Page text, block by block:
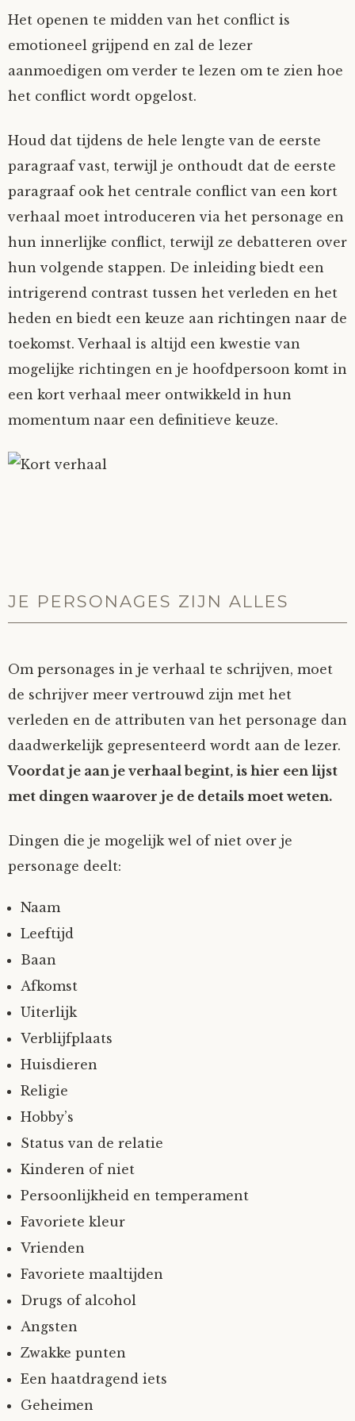
Het openen te midden van het conflict is
emotioneel grijpend en zal de lezer
aanmoedigen om verder te lezen om te zien hoe
het conflict wordt opgelost.
Houd dat tijdens de hele lengte van de eerste
paragraaf vast, terwijl je onthoudt dat de eerste
paragraaf ook het centrale conflict van een kort
verhaal moet introduceren via het personage en
hun innerlijke conflict, terwijl ze debatteren over
hun volgende stappen. De inleiding biedt een
intrigerend contrast tussen het verleden en het
heden en biedt een keuze aan richtingen naar de
toekomst. Verhaal is altijd een kwestie van
mogelijke richtingen en je hoofdpersoon komt in
een kort verhaal meer ontwikkeld in hun
momentum naar een definitieve keuze.
JE PERSONAGES ZIJN ALLES
Om personages in je verhaal te schrijven, moet
de schrijver meer vertrouwd zijn met het
verleden en de attributen van het personage dan
daadwerkelijk gepresenteerd wordt aan de lezer.
Voordat je aan je verhaal begint, is hier een lijst
met dingen waarover je de details moet weten.
Dingen die je mogelijk wel of niet over je
personage deelt:
Naam
Leeftijd
Baan
Afkomst
Uiterlijk
Verblijfplaats
Huisdieren
Religie
Hobby’s
Status van de relatie
Kinderen of niet
Persoonlijkheid en temperament
Favoriete kleur
Vrienden
Favoriete maaltijden
Drugs of alcohol
Angsten
Zwakke punten
Een haatdragend iets
Geheimen